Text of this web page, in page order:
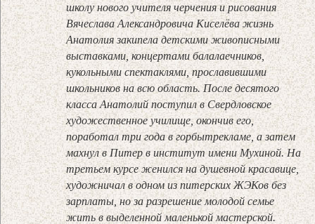
школу нового учителя черчения и рисования
Вячеслава Александровича Киселёва жизнь
Анатолия закипела детскими живописными
выставками, концертами балалаечников,
кукольными спектак­лями, прославившими
школьников на всю область. После десятого
класса Анатолий поступил в Свердловское
художественное училище, окончив его,
поработал три года в горбытрекламе, а затем
махнул в Питер в институт имени Мухиной. На
третьем курсе женился на душевной красавице,
художничал в одном из питерских ЖЭКов без
зарплаты, но за разрешение молодой семье
жить в выделенной маленькой мастерской.